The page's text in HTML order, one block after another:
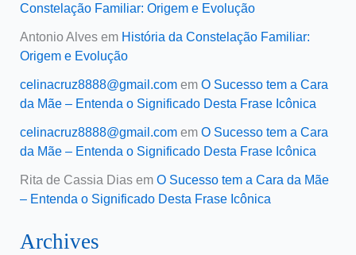
Constelação Familiar: Origem e Evolução
Antonio Alvesem História da Constelação Familiar:
Origem e Evolução
celinacruz8888@gmail.comem O Sucesso tem a Cara
da Mãe – Entenda o Significado Desta Frase Icônica
celinacruz8888@gmail.comem O Sucesso tem a Cara
da Mãe – Entenda o Significado Desta Frase Icônica
Rita de Cassia Diasem O Sucesso tem a Cara da Mãe
– Entenda o Significado Desta Frase Icônica
Archives